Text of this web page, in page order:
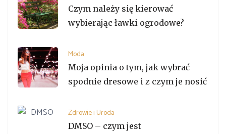
Czym należy się kierować
wybierając ławki ogrodowe?
Moda
Moja opinia o tym, jak wybrać
spodnie dresowe i z czym je nosić
Zdrowie i Uroda
DMSO – czym jest